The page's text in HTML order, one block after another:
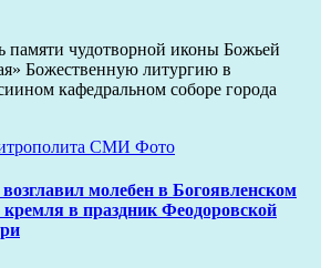
памяти чудотворной иконы Божьей
Божественную литургию в
кафедральном соборе города
СМИ Фото
молебен в Богоявленском
кремля в праздник Феодоровской